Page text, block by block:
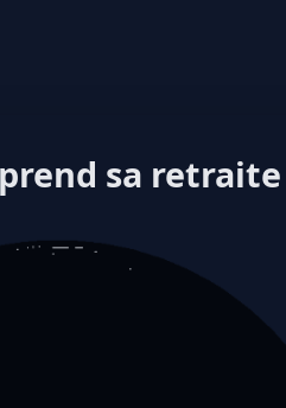
sa retraite